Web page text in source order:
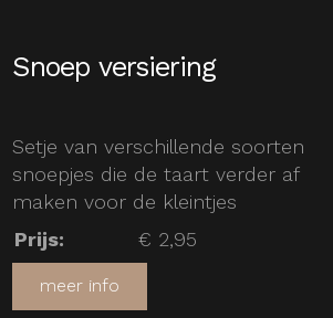
Snoep versiering
Setje van verschillende soorten
snoepjes die de taart verder af
maken voor de kleintjes
Prijs: € 2,95
meer info